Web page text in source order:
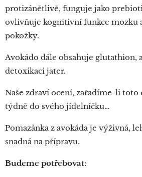
protizánětlivě, funguje jako
ovlivňuje kognitivní funkce mozku
pokožky.
Avokádo dále obsahuje glutathion,
detoxikaci jater.
Naše zdraví ocení, zařadíme-li toto
týdně do svého jídelníčku…
Pomazánka z avokáda je výživná,
snadná na přípravu.
Budeme potřebovat: